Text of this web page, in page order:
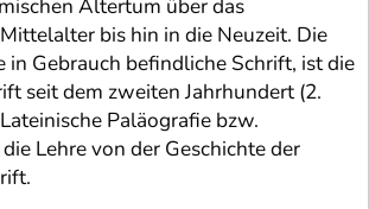
Altertum über das
bis hin in die Neuzeit. Die
in Gebrauch befindliche Schrift, ist die
seit dem zweiten Jahrhundert (2.
Paläografie bzw.
Lehre von der Geschichte der